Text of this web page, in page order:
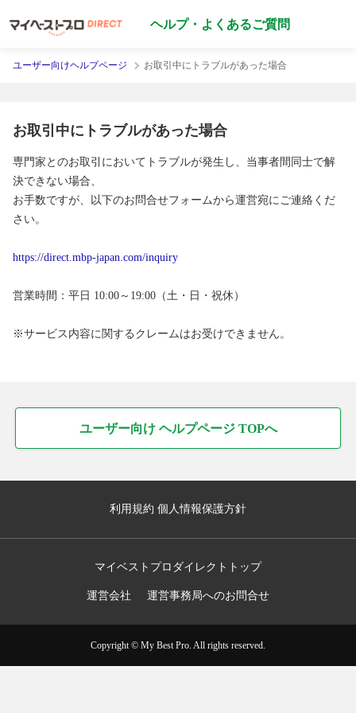
ヘルプ・よくあるご質問
ユーザー向けヘルプページ お取引中にトラブルがあった場合
お取引中にトラブルがあった場合
専門家とのお取引においてトラブルが発生し、当事者間同士で解
決できない場合、
お手数ですが、以下のお問合せフォームから運営宛にご連絡くだ
さい。
https://direct.mbp-japan.com/inquiry
営業時間：平日 10:00～19:00（土・日・祝休）
※サービス内容に関するクレームはお受けできません。
ユーザー向け ヘルプページ TOPへ
利用規約 個人情報保護方針
マイベストプロダイレクトトップ
運営会社 運営事務局へのお問合せ
Copyright © My Best Pro. All rights reserved.